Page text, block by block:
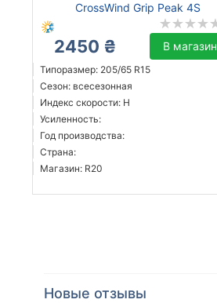
CrossWind Grip Peak 4S
2450 ₴ В магазин
Типоразмер: 205/65 R15
Сезон: всесезонная
Индекс скорости: H
Усиленность:
Год производства:
Страна:
Магазин: R20
Новые отзывы